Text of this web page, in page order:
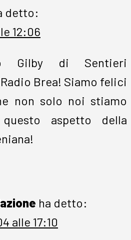
detto:
12:06
Gilby di Sentieri
Brea! Siamo felici
non solo noi stiamo
questo aspetto della
ha detto:
alle 17:10